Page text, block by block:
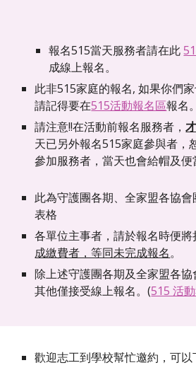
報名515當天服務者請在此
成線上報名。
此非515家庭的報名, 如果你們
請記得要在515活動報名區報名。
請注意!!在活動前報名服務者，
天已另外報名515家庭參與者，
參加服務者，當天也會給帽及便
此為守護團各期、全家盟各協
表格
各單位主事者，請於報名時便
成繳費者，等同未完成報名。
除上述守護團各期及全家盟各協
其他僅接受線上報名。(515 活
歡迎志工到學校幫忙邀約，可以